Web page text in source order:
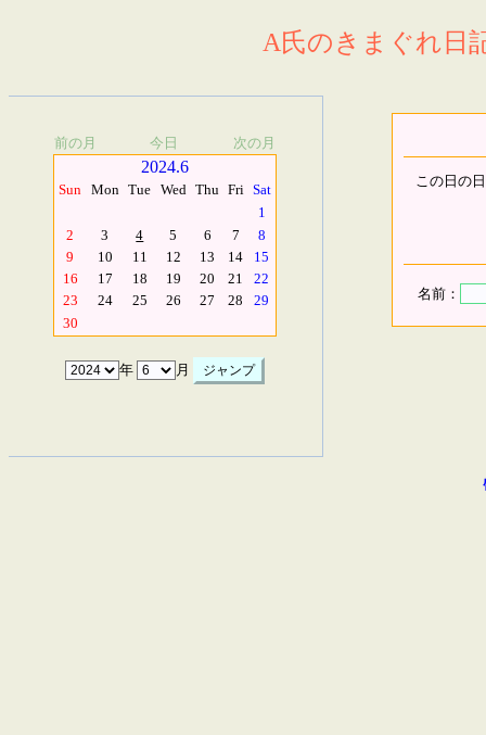
A氏のきまぐれ日
前の月 今日 次の月
2024.6
Sun Mon Tue Wed Thu Fri Sat
1
2
3 4 5 6 7
8
9
10 11 12 13 14
15
16
17 18 19 20 21
22
23
24 25 26 27 28
29
30
年 月
この日の
名前：